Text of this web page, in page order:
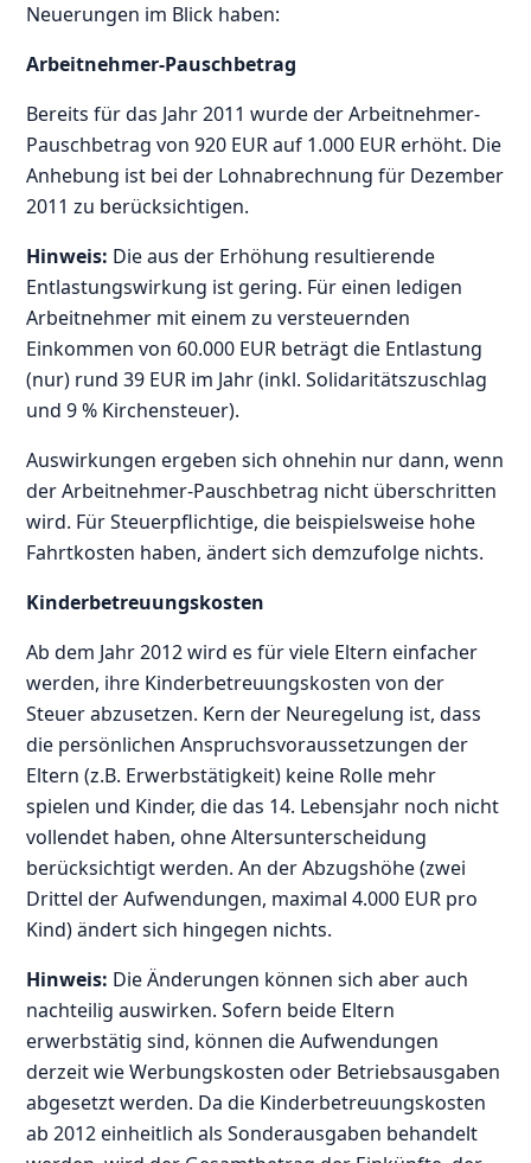
Neuerungen im Blick haben:
Arbeitnehmer-Pauschbetrag
Bereits für das Jahr 2011 wurde der Arbeitnehmer-
Pauschbetrag von 920 EUR auf 1.000 EUR erhöht. Die
Anhebung ist bei der Lohnabrechnung für Dezember
2011 zu berücksichtigen.
Hinweis: Die aus der Erhöhung resultierende
Entlastungswirkung ist gering. Für einen ledigen
Arbeitnehmer mit einem zu versteuernden
Einkommen von 60.000 EUR beträgt die Entlastung
(nur) rund 39 EUR im Jahr (inkl. Solidaritätszuschlag
und 9 % Kirchensteuer).
Auswirkungen ergeben sich ohnehin nur dann, wenn
der Arbeitnehmer-Pauschbetrag nicht überschritten
wird. Für Steuerpflichtige, die beispielsweise hohe
Fahrtkosten haben, ändert sich demzufolge nichts.
Kinderbetreuungskosten
Ab dem Jahr 2012 wird es für viele Eltern einfacher
werden, ihre Kinderbetreuungskosten von der
Steuer abzusetzen. Kern der Neuregelung ist, dass
die persönlichen Anspruchsvoraussetzungen der
Eltern (z.B. Erwerbstätigkeit) keine Rolle mehr
spielen und Kinder, die das 14. Lebensjahr noch nicht
vollendet haben, ohne Altersunterscheidung
berücksichtigt werden. An der Abzugshöhe (zwei
Drittel der Aufwendungen, maximal 4.000 EUR pro
Kind) ändert sich hingegen nichts.
Hinweis: Die Änderungen können sich aber auch
nachteilig auswirken. Sofern beide Eltern
erwerbstätig sind, können die Aufwendungen
derzeit wie Werbungskosten oder Betriebsausgaben
abgesetzt werden. Da die Kinderbetreuungskosten
ab 2012 einheitlich als Sonderausgaben behandelt